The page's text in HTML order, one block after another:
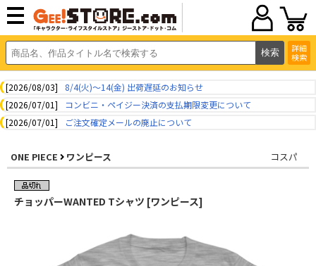
詳細
検索
[2026/08/03]
8/4(火)～14(金) 出荷遅延のお知らせ
[2026/07/01]
コンビニ・ペイジー決済の支払期限変更について
[2026/07/01]
ご注文確定メールの廃止について
ONE PIECE ワンピース コスパ
チョッパーWANTED Tシャツ [ワンピース]